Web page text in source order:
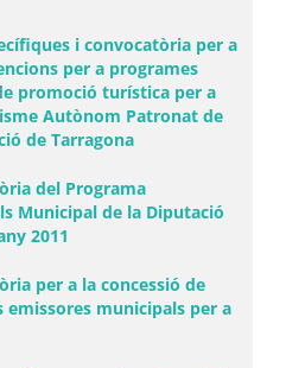
i convocatòria per a
per a programes
promoció turística per a
Autònom Patronat de
de Tarragona
del Programa
Municipal de la Diputació
2011
per a la concessió de
emissores municipals per a